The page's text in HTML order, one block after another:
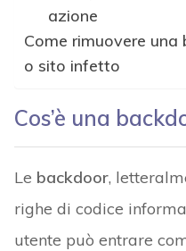
azione
Come rimuovere
o sito infetto
Cos’è una
Le backdoor,
righe di codice
utente può entrare